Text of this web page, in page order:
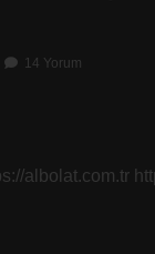
14 Yorum
albolat.com.tr